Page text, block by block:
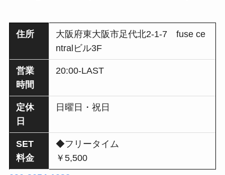
住所
大阪府東大阪市足代北2-1-7 fuse ce
ntralビル3F
営業
時間
20:00-LAST
定休
日
日曜日・祝日
SET
料金
◆フリータイム
￥5,500